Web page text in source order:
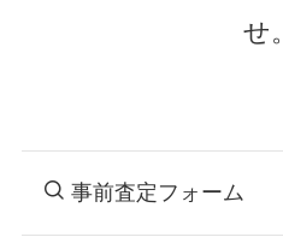
せ。
事前査定フォーム